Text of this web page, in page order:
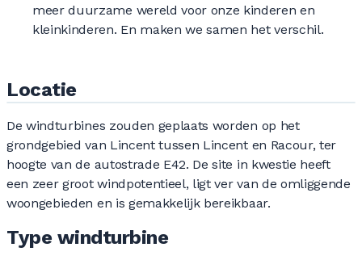
meer duurzame wereld voor onze kinderen en
kleinkinderen. En maken we samen het verschil.
Locatie
De windturbines zouden geplaats worden op het
grondgebied van Lincent tussen Lincent en Racour, ter
hoogte van de autostrade E42. De site in kwestie heeft
een zeer groot windpotentieel, ligt ver van de omliggende
woongebieden en is gemakkelijk bereikbaar.
Type windturbine